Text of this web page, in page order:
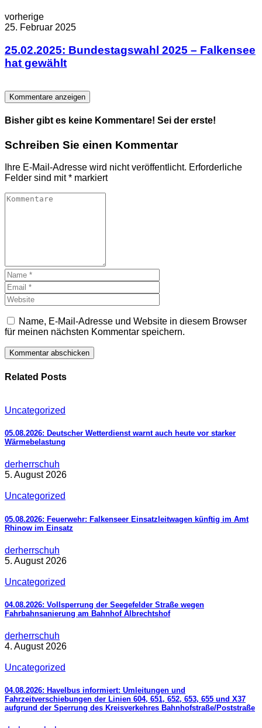
vorherige
25. Februar 2025
25.02.2025: Bundestagswahl 2025 – Falkensee
hat gewählt
Kommentare anzeigen
Bisher gibt es keine Kommentare! Sei der erste!
Schreiben Sie einen Kommentar
Ihre E-Mail-Adresse wird nicht veröffentlicht. Erforderliche
Felder sind mit* markiert
Name, E-Mail-Adresse und Website in diesem Browser
für meinen nächsten Kommentar speichern.
Related Posts
Uncategorized
05.08.2026: Deutscher Wetterdienst warnt auch heute vor starker
Wärmebelastung
derherrschuh
5. August 2026
Uncategorized
05.08.2026: Feuerwehr: Falkenseer Einsatzleitwagen künftig im Amt
Rhinow im Einsatz
derherrschuh
5. August 2026
Uncategorized
04.08.2026: Vollsperrung der Seegefelder Straße wegen
Fahrbahnsanierung am Bahnhof Albrechtshof
derherrschuh
4. August 2026
Uncategorized
04.08.2026: Havelbus informiert: Umleitungen und
Fahrzeitverschiebungen der Linien 604, 651, 652, 653, 655 und X37
aufgrund der Sperrung des Kreisverkehres Bahnhofstraße/Poststraße